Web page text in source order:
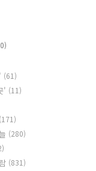
(61)
' (11)
(171)
(280)
(831)